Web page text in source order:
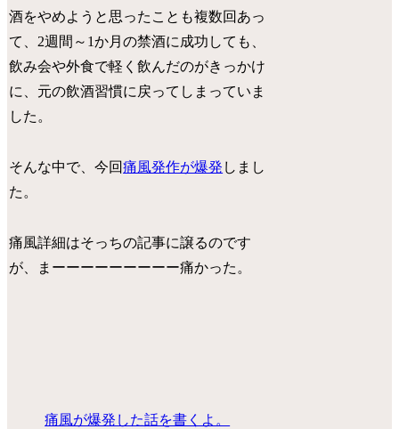
酒をやめようと思ったことも複数回あっ
て、2週間～1か月の禁酒に成功しても、
飲み会や外食で軽く飲んだのがきっかけ
に、元の飲酒習慣に戻ってしまっていま
した。
そんな中で、今回痛風発作が爆発 しまし
た。
痛風詳細はそっちの記事に譲るのです
が、
まーーーーーーーーー痛かった。
痛風が爆発した話を書くよ。